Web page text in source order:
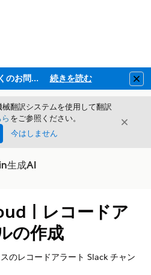
ただいま大変多くのお問い合わせをいただいており、ご連絡までにお時間を頂戴しております 続きを読む
翻訳システムを使用して翻訳
をご参照ください。
今はしません
閉じる
生成AI
| レコードア
の作成
のレコードアラート Slack チャン